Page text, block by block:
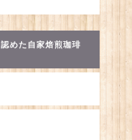
めた自家焙煎珈琲